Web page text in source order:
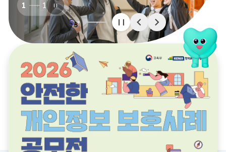
1 1
비주얼
정지 55
팝업
정지
팝업
이전
팝업
다음